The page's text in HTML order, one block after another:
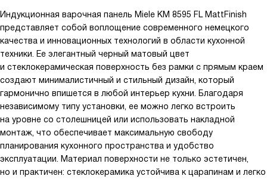
Индукционная варочная панель Miele KM 8595 FL MattFinish
представляет собой воплощение современного немецкого
качества и инновационных технологий в области кухонной
техники. Ее элегантный черный матовый цвет
и стеклокерамическая поверхность без рамки с прямым краем
создают минималистичный и стильный дизайн, который
гармонично впишется в любой интерьер кухни. Благодаря
независимому типу установки, ее можно легко встроить
на уровне со столешницей или использовать накладной
монтаж, что обеспечивает максимальную свободу
планирования кухонного пространства и удобство
эксплуатации. Материал поверхности не только эстетичен,
но и практичен: стеклокерамика устойчива к царапинам и легко